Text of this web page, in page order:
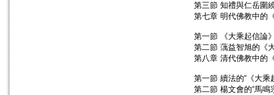
第三節 知禮與仁岳圍
第七章 明代佛教中的
第一節 《大乘起信論
第二節 蕅益智旭的《
第八章 清代佛教中的
第一節 續法的“《大乘
第二節 楊文會的“馬鳴